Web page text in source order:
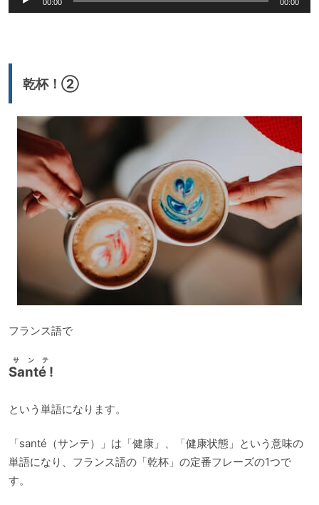
声
ー
00:00 00:00
乾杯！②
フランス語で
Santé !
サンテ
という単語になります。
「santé（サンテ）」は「健康」、「健康状態」という意味の
単語になり、フランス語の「乾杯」の定番フレーズの1つで
す。